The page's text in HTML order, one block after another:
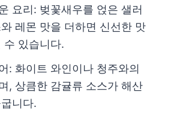
요리: 벚꽃새우를 얹은 샐러
레몬 맛을 더하면 신선한 맛
수 있습니다.
: 화이트 와인이나 청주와의
, 상큼한 감귤류 소스가 해산
니다.